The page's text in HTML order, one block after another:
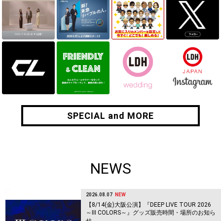
SPECIAL and MORE
SPECIAL and MORE
NEWS
2026.08.07 NEW
【8/14(金)大阪公演】『DEEP LIVE TOUR 2026
～Ⅲ COLORS～』グッズ販売時間・場所のお知ら